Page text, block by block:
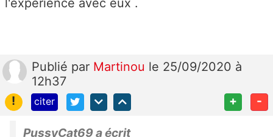
l'expérience avec eux .
Publié par Martinou le 25/09/2020 à
12h37
!
citer + -
PussyCat69 a écrit